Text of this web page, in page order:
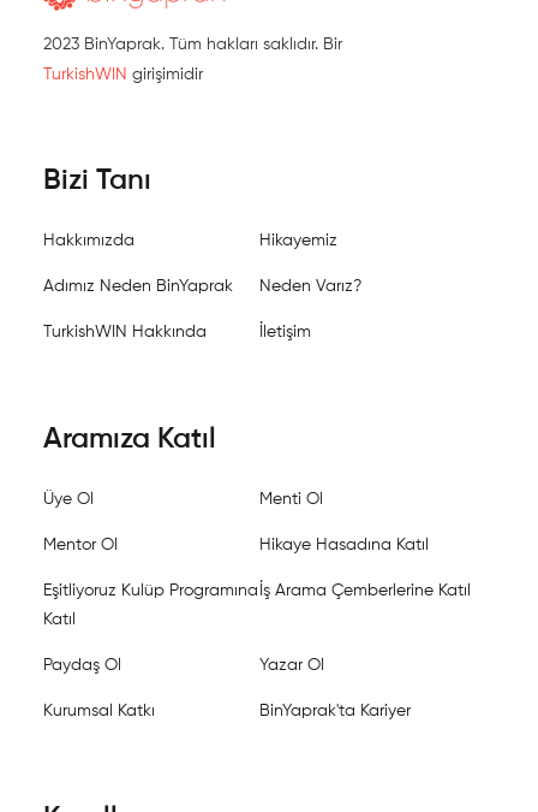
2023 BinYaprak. Tüm hakları saklıdır. Bir
TurkishWIN girişimidir
Bizi Tanı
Hakkımızda Hikayemiz
Adımız Neden BinYaprak Neden Varız?
TurkishWIN Hakkında İletişim
Aramıza Katıl
Üye Ol Menti Ol
Mentor Ol Hikaye Hasadına Katıl
Eşitliyoruz Kulüp Programına
Katıl
İş Arama Çemberlerine Katıl
Paydaş Ol Yazar Ol
Kurumsal Katkı BinYaprak'ta Kariyer